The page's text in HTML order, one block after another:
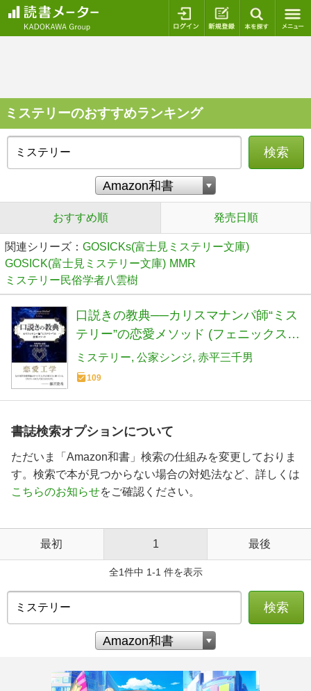
ログイン 新規登録
ミステリーのおすすめランキング
検索
おすすめ順 発売日順
関連シリーズ： GOSICKs(富士見ミステリー文庫)
GOSICK(富士見ミステリー文庫) MMR
ミステリー民俗学者八雲樹
口説きの教典──カリスマナンパ師“ミス
テリー”の恋愛メソッド (フェニックスシ
リーズ)
ミステリー 公家シンジ 赤平三千男
109
書誌検索オプションについて
ただいま「Amazon和書」検索の仕組みを変更しておりま
す。検索で本が見つからない場合の対処法など、詳しくは
こちらのお知らせをご確認ください。
最初 1 最後
全1件中 1-1 件を表示
検索